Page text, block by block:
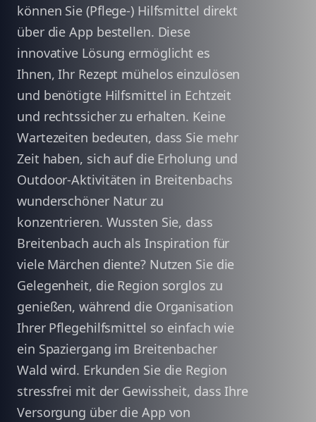
können Sie (Pflege-) Hilfsmittel direkt
über die App bestellen. Diese
innovative Lösung ermöglicht es
Ihnen, Ihr Rezept mühelos einzulösen
und benötigte Hilfsmittel in Echtzeit
und rechtssicher zu erhalten. Keine
Wartezeiten bedeuten, dass Sie mehr
Zeit haben, sich auf die Erholung und
Outdoor-Aktivitäten in Breitenbachs
wunderschöner Natur zu
konzentrieren. Wussten Sie, dass
Breitenbach auch als Inspiration für
viele Märchen diente? Nutzen Sie die
Gelegenheit, die Region sorglos zu
genießen, während die Organisation
Ihrer Pflegehilfsmittel so einfach wie
ein Spaziergang im Breitenbacher
Wald wird. Erkunden Sie die Region
stressfrei mit der Gewissheit, dass Ihre
Versorgung über die App von